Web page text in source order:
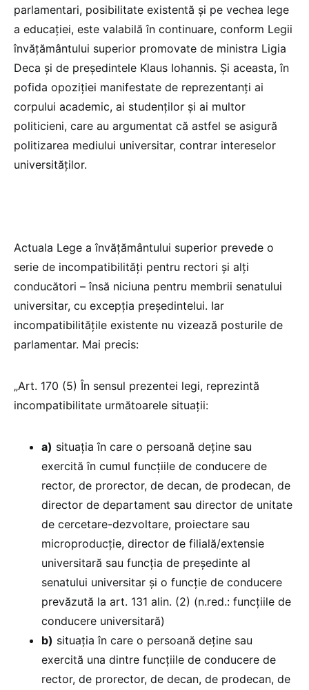
parlamentari, posibilitate existentă și pe vechea lege
a educației, este valabilă în continuare, conform Legii
învățământului superior promovate de ministra Ligia
Deca și de președintele Klaus Iohannis. Și aceasta, în
pofida opoziției manifestate de reprezentanți ai
corpului academic, ai studenților și ai multor
politicieni, care au argumentat că astfel se asigură
politizarea mediului universitar, contrar intereselor
universităților.
Actuala Lege a învățământului superior prevede o
serie de incompatibilități pentru rectori și alți
conducători – însă niciuna pentru membrii senatului
universitar, cu excepția președintelui. Iar
incompatibilitățile existente nu vizează posturile de
parlamentar. Mai precis:
„Art. 170 (5) În sensul prezentei legi, reprezintă
incompatibilitate următoarele situații:
a) situația în care o persoană deține sau
exercită în cumul funcțiile de conducere de
rector, de prorector, de decan, de prodecan, de
director de departament sau director de unitate
de cercetare-dezvoltare, proiectare sau
microproducție, director de filială/extensie
universitară sau funcția de președinte al
senatului universitar și o funcție de conducere
prevăzută la art. 131 alin. (2) (n.red.: funcțiile de
conducere universitară)
b) situația în care o persoană deține sau
exercită una dintre funcțiile de conducere de
rector, de prorector, de decan, de prodecan, de